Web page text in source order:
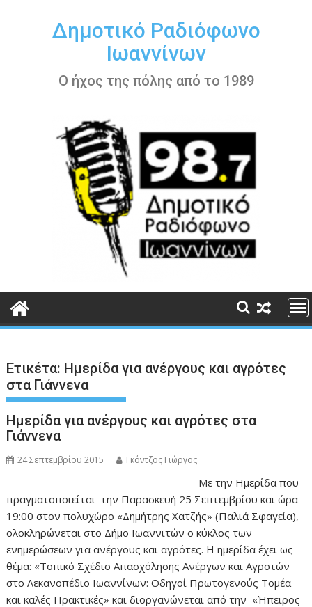
περιεχόμενοΔημοτικό Ραδιόφωνο
Ιωαννίνων
Ο ήχος της πόλης από το 1989
Ετικέτα: Ημερίδα για ανέργους και αγρότες
στα Γιάννενα
Ημερίδα για ανέργους και αγρότες στα
Γιάννενα
24 Σεπτεμβρίου 2015 Γκόντζος Γιώργος
Με την Ημερίδα που
πραγματοποιείται την Παρασκευή 25 Σεπτεμβρίου και ώρα
19:00 στον πολυχώρο «Δημήτρης Χατζής» (Παλιά Σφαγεία),
ολοκληρώνεται στο Δήμο Ιωαννιτών ο κύκλος των
ενημερώσεων για ανέργους και αγρότες. Η ημερίδα έχει ως
θέμα: «Τοπικό Σχέδιο Απασχόλησης Ανέργων και Αγροτών
στο Λεκανοπέδιο Ιωαννίνων: Οδηγοί Πρωτογενούς Τομέα
και καλές Πρακτικές» και διοργανώνεται από την «Ήπειρος